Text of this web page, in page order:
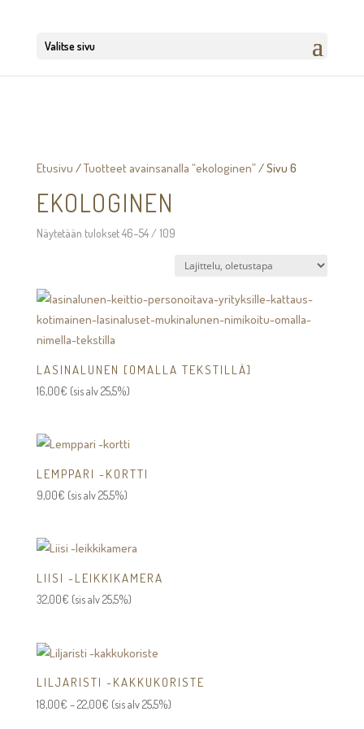
Valitse sivu
Etusivu /Tuotteet avainsanalla “ekologinen”/ Sivu 6
EKOLOGINEN
Näytetään tulokset 46–54 / 109
LASINALUNEN [OMALLA TEKSTILLÄ]
16,00€ (sis alv 25,5%)
LEMPPARI -KORTTI
9,00€ (sis alv 25,5%)
LIISI -LEIKKIKAMERA
32,00€ (sis alv 25,5%)
LILJARISTI -KAKKUKORISTE
18,00€ –22,00€Hintaluokka:
(sis alv 25,5%)